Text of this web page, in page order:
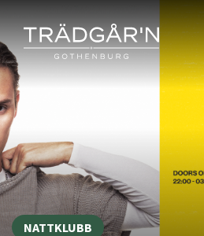
NATTKLUBB